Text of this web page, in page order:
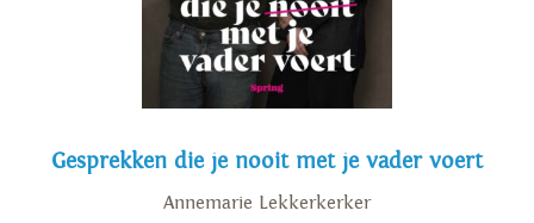
Gesprekken die je nooit met je vader voert
Annemarie Lekkerkerker